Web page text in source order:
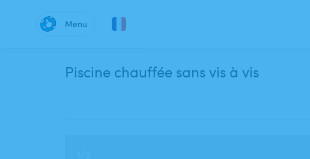
Menu
Piscine chauffée sans vis à vis